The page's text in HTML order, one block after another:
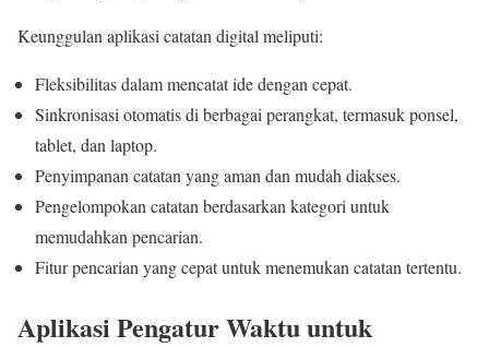
Keunggulan aplikasi catatan digital meliputi:
Fleksibilitas dalam mencatat ide dengan cepat.
Sinkronisasi otomatis di berbagai perangkat, termasuk ponsel,
tablet, dan laptop.
Penyimpanan catatan yang aman dan mudah diakses.
Pengelompokan catatan berdasarkan kategori untuk
memudahkan pencarian.
Fitur pencarian yang cepat untuk menemukan catatan tertentu.
Aplikasi Pengatur Waktu untuk